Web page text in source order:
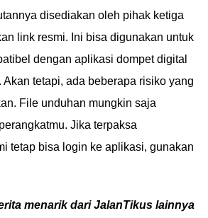
disediakan oleh pihak ketiga
link resmi. Ini bisa digunakan untuk
dengan aplikasi dompet digital
Akan tetapi, ada beberapa risiko yang
File unduhan mungkin saja
Jika terpaksa
tetap bisa login ke aplikasi, gunakan
menarik dari JalanTikus lainnya